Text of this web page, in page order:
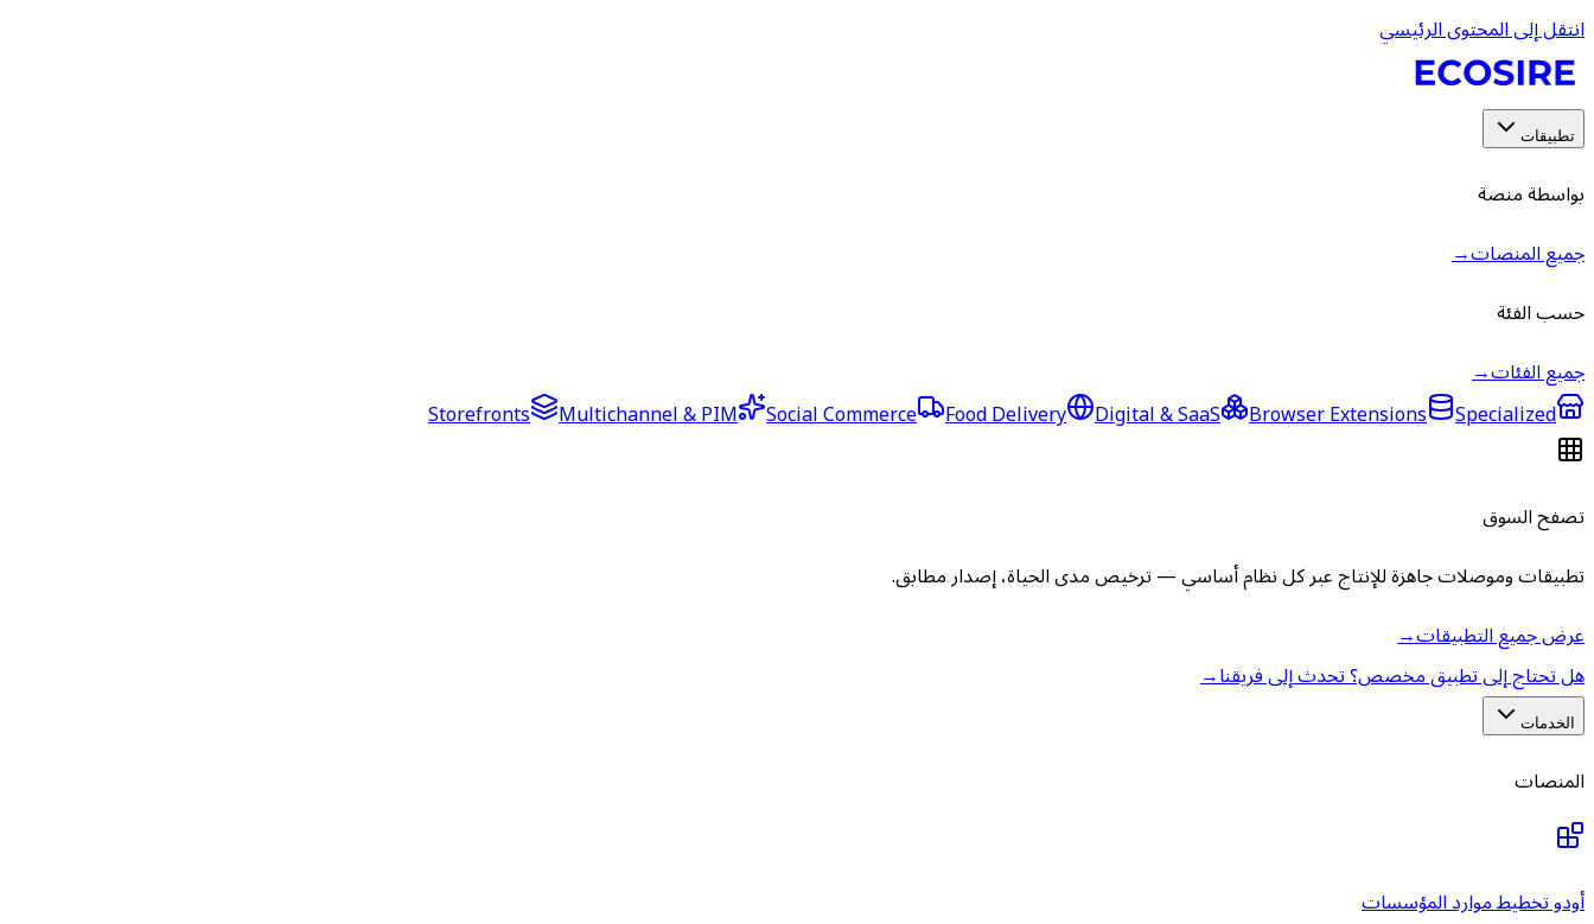
انتقل إلى المحتوى الرئيسي
تطبيقات
بواسطة منصة
جميع المنصات→
حسب الفئة
جميع الفئات→
Storefronts
Multichannel & PIM Social Commerce Food Delivery Digital & SaaS Browser Extensions Specialized
تصفح السوق
تطبيقات وموصلات جاهزة للإنتاج عبر كل نظام أساسي — ترخيص مدى الحياة، إصدار مطابق.
عرض جميع التطبيقات→
هل تحتاج إلى تطبيق مخصص؟ تحدث إلى فريقنا→
الخدمات
المنصات
أودو تخطيط موارد المؤسسات